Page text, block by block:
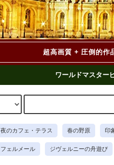
超高画質 + 圧倒的作
ワールドマスター
夜のカフェ・テラス 春の野原 印
フェルメール ジヴェルニーの舟遊び